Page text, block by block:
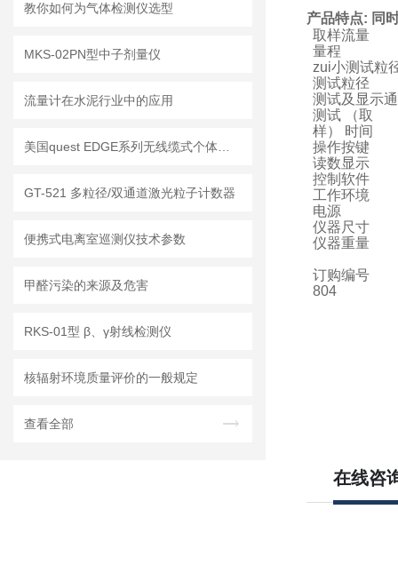
教你如何为气体检测仪选型
MKS-02PN型中子剂量仪
流量计在水泥行业中的应用
GT-521 多粒径/双通道激光粒子计数器
便携式电离室巡测仪技术参数
甲醛污染的来源及危害
RKS-01型 β、γ射线检测仪
核辐射环境质量评价的一般规定
查看全部
产品特点: 同
取样流量
量程
zui小测试粒
测试粒径
测试及显示
测试
（取
样） 时间
操作按键
读数显示
控制软件
工作环境
电源
仪器尺寸
仪器重量
订购编号
804
在线咨